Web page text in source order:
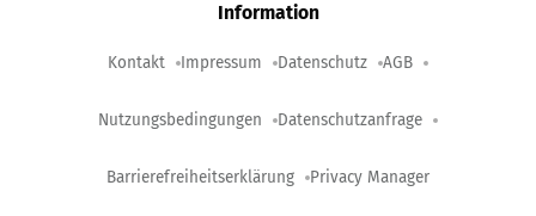
Information
Kontakt Impressum Datenschutz AGB
Nutzungsbedingungen Datenschutzanfrage
Barrierefreiheitserklärung Privacy Manager